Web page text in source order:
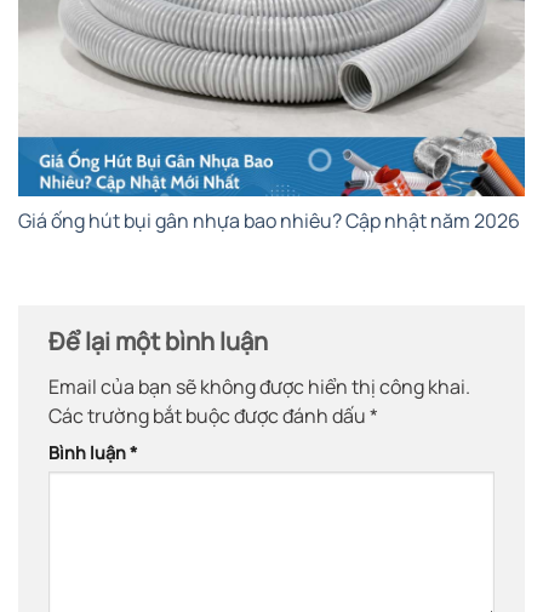
Giá ống hút bụi gân nhựa bao nhiêu? Cập nhật năm 2026
Để lại một bình luận
Email của bạn sẽ không được hiển thị công khai.
Các trường bắt buộc được đánh dấu*
Bình luận*